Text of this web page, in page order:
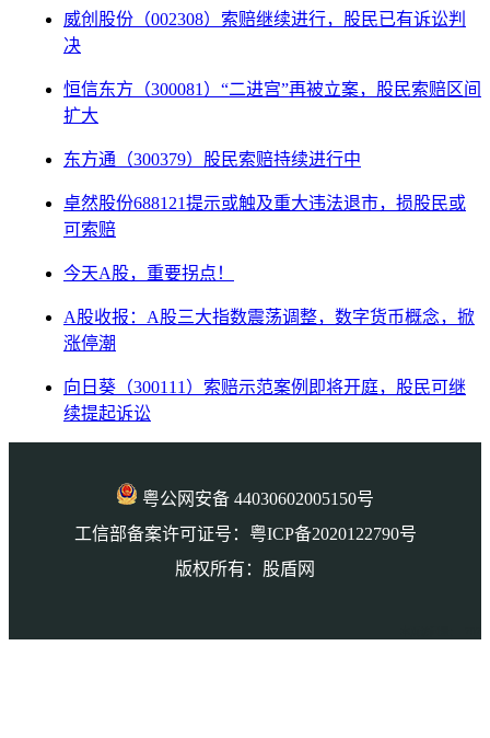
威创股份（002308）索赔继续进行，股民已有诉讼判
决
恒信东方（300081）“二进宫”再被立案，股民索赔区间
扩大
东方通（300379）股民索赔持续进行中
卓然股份688121提示或触及重大违法退市，损股民或
可索赔
今天A股，重要拐点！
A股收报：A股三大指数震荡调整，数字货币概念，掀
涨停潮
向日葵（300111）索赔示范案例即将开庭，股民可继
续提起诉讼
粤公网安备 44030602005150号
工信部备案许可证号：粤ICP备2020122790号
版权所有：股盾网